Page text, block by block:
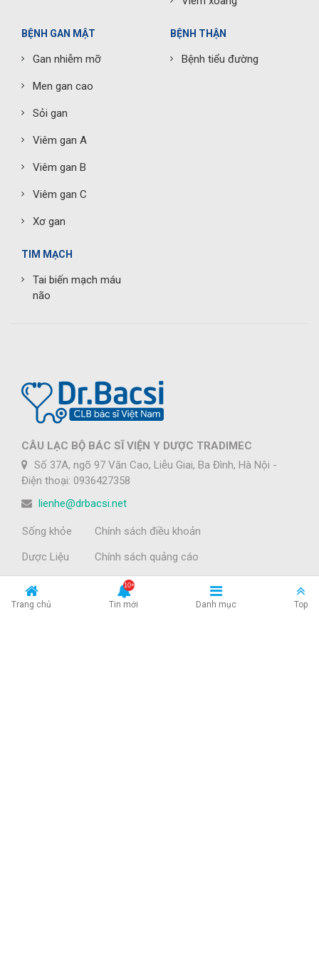
BỆNH GAN MẬT
Gan nhiễm mỡ
Men gan cao
Sỏi gan
Viêm gan A
Viêm gan B
Viêm gan C
Xơ gan
BỆNH THẬN
Bệnh tiểu đường
TIM MẠCH
Tai biến mạch máu
não
CÂU LẠC BỘ BÁC SĨ VIỆN Y DƯỢC TRADIMEC
Số 37A, ngõ 97 Văn Cao, Liễu Giai, Ba Đình, Hà Nội -
Điện thoại: 0936427358
lienhe@drbacsi.net
Sống khỏe
Dược Liệu
Nha Khoa
Tin tức
Chính sách điều khoản
Chính sách quảng cáo
Chính sách bảo mật
Về chúng tôi
Trang chủ Tin mới Danh mục Top